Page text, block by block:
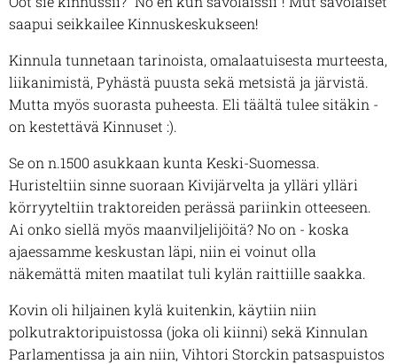
saapui seikkailee Kinnuskeskukseen!
Kinnula tunnetaan tarinoista, omalaatuisesta murteesta,
liikanimistä, Pyhästä puusta sekä metsistä ja järvistä.
Mutta myös suorasta puheesta. Eli täältä tulee sitäkin -
on kestettävä Kinnuset :).
Se on n.1500 asukkaan kunta Keski-Suomessa.
Huristeltiin sinne suoraan Kivijärvelta ja ylläri ylläri
körryyteltiin traktoreiden perässä pariinkin otteeseen.
Ai onko siellä myös maanviljelijöitä? No on - koska
ajaessamme keskustan läpi, niin ei voinut olla
näkemättä miten maatilat tuli kylän raittiille saakka.
Kovin oli hiljainen kylä kuitenkin, käytiin niin
polkutraktoripuistossa (joka oli kiinni) sekä Kinnulan
Parlamentissa ja ain niin, Vihtori Storckin patsaspuistos